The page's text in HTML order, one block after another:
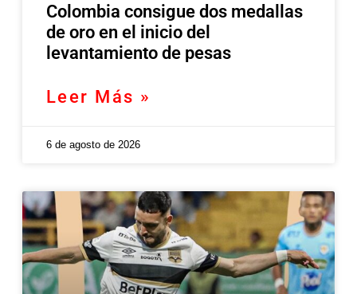
Colombia consigue dos medallas
de oro en el inicio del
levantamiento de pesas
Leer Más »
6 de agosto de 2026